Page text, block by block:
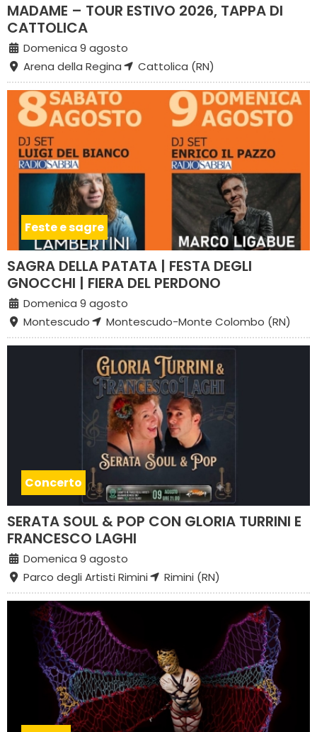
MADAME – TOUR ESTIVO 2026, TAPPA DI
CATTOLICA
Domenica 9 agosto
Arena della Regina
Cattolica (RN)
Feste e sagre
SAGRA DELLA PATATA | FESTA DEGLI
GNOCCHI | FIERA DEL PERDONO
Domenica 9 agosto
Montescudo
Montescudo-Monte Colombo (RN)
Concerto
SERATA SOUL & POP CON GLORIA TURRINI E
FRANCESCO LAGHI
Domenica 9 agosto
Parco degli Artisti Rimini
Rimini (RN)